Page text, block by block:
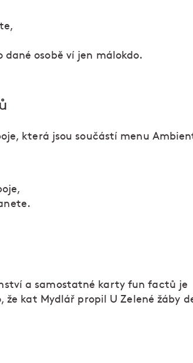
osobě ví jen málokdo.
která jsou součástí menu
a samostatné karty fun factů je
že kat Mydlář propil U Zelené žáby